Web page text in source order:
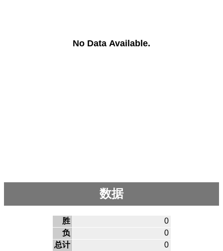
No Data Available.
数据
胜
0
负
0
总计
0